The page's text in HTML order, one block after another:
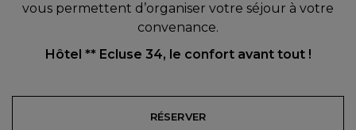
vous permettent d’organiser votre séjour à votre
convenance.
Hôtel ** Ecluse 34, le confort avant tout !
RÉSERVER